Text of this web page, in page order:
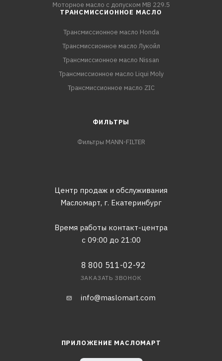
Моторное масло с допуском MB 229.5
ТРАНСМИССИОННОЕ МАСЛО
Трансмиссионное масло Honda
Трансмиссионное масло Лукойл
Трансмиссионное масло Nissan
Трансмиссионное масло Liqui Moly
Трансмиссионное масло ZIC
ФИЛЬТРЫ
Фильтры MANN-FILTER
Центр продаж и обслуживания
Масломарт, г. Екатеринбург
Время работы контакт-центра
с 09:00 до 21:00
8 800 511-02-92
ЗАКАЗАТЬ ЗВОНОК
info@maslomart.com
ПРИЛОЖЕНИЕ МАСЛОМАРТ